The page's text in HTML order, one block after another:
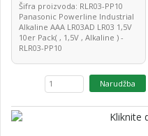
Šifra proizvoda: RLR03-PP10
Panasonic Powerline Industrial
Alkaline AAA LR03AD LR03 1,5V
10er Pack( , 1,5V , Alkaline ) -
RLR03-PP10